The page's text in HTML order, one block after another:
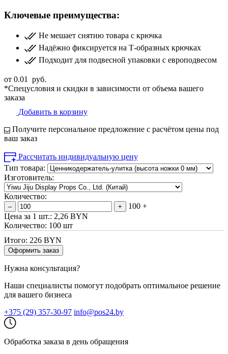
Ключевые преимущества:
Не мешает снятию товара с крючка
Надёжно фиксируется на Т-образных крючках
Подходит для подвесной упаковки с европодвесом
от 0.01
руб.
*Спецусловия и скидки в зависимости от объема вашего
заказа
Добавить в корзину
Получите персональное предложение с расчётом цены под
ваш заказ
Рассчитать индивидуальную цену
Тип товара:
Изготовитель:
Количество:
– +
100 +
Цена за 1 шт.: 2,26 BYN
Количество: 100 шт
Итого: 226 BYN
Оформить заказ
Нужна консультация?
Наши специалисты помогут подобрать оптимальное решение
для вашего бизнеса
+375 (29) 357-30-97 info@pos24.by
Обработка заказа в день обращения